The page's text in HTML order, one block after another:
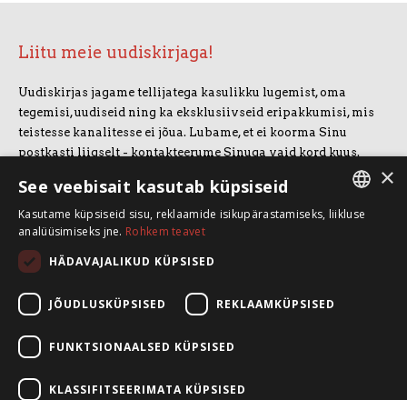
Liitu meie uudiskirjaga!
Uudiskirjas jagame tellijatega kasulikku lugemist, oma
tegemisi, uudiseid ning ka eksklusiivseid eripakkumisi, mis
teistesse kanalitesse ei jõua. Lubame, et ei koorma Sinu
postkasti liigselt - kontakteerume Sinuga vaid kord kuus.
LIITUN UUDISKIRJAGA
Koolitusruum ja kontor: Telliskivi 60/A3, 10412 Tallinn
+372 5388 4854
info@speaksmart.ee
Leia meid sotsiaalmeediast:
×
See veebisait kasutab küpsiseid
Kasutame küpsiseid sisu, reklaamide isikupärastamiseks, liikluse
analüüsimiseks jne. Rohkem teavet
HÄDAVAJALIKUD KÜPSISED
JÕUDLUSKÜPSISED REKLAAMKÜPSISED
FUNKTSIONAALSED KÜPSISED
KLASSIFITSEERIMATA KÜPSISED